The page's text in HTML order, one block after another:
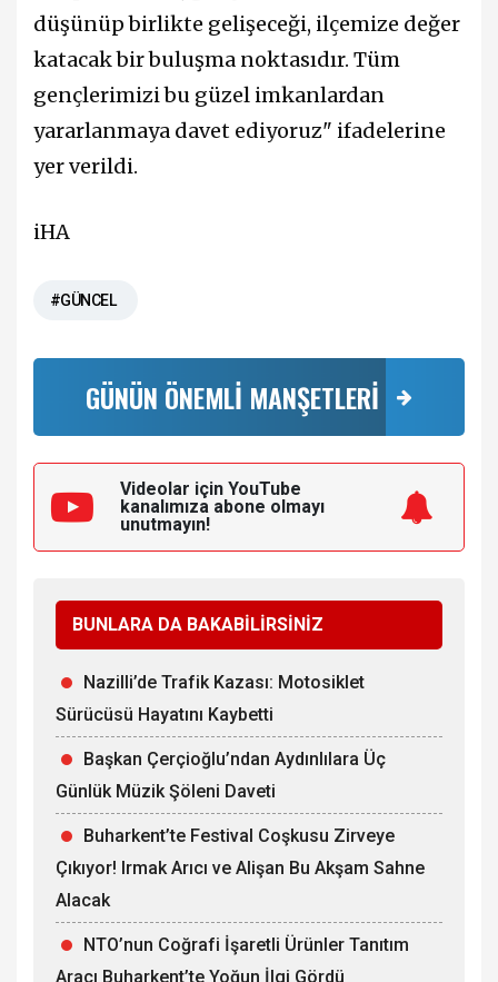
düşünüp birlikte gelişeceği, ilçemize değer
katacak bir buluşma noktasıdır. Tüm
gençlerimizi bu güzel imkanlardan
yararlanmaya davet ediyoruz" ifadelerine
yer verildi.
iHA
#GÜNCEL
GÜNÜN ÖNEMLİ MANŞETLERİ
Videolar için YouTube
kanalımıza abone olmayı
unutmayın!
BUNLARA DA BAKABİLİRSİNİZ
Nazilli’de Trafik Kazası: Motosiklet
Sürücüsü Hayatını Kaybetti
Başkan Çerçioğlu’ndan Aydınlılara Üç
Günlük Müzik Şöleni Daveti
Buharkent’te Festival Coşkusu Zirveye
Çıkıyor! Irmak Arıcı ve Alişan Bu Akşam Sahne
Alacak
NTO’nun Coğrafi İşaretli Ürünler Tanıtım
Aracı Buharkent’te Yoğun İlgi Gördü